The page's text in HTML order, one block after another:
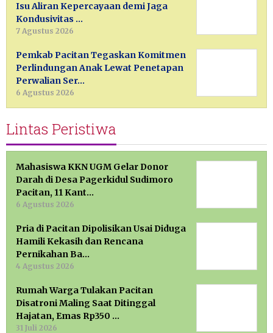
Isu Aliran Kepercayaan demi Jaga
Kondusivitas …
7 Agustus 2026
Pemkab Pacitan Tegaskan Komitmen
Perlindungan Anak Lewat Penetapan
Perwalian Ser…
6 Agustus 2026
Lintas Peristiwa
Mahasiswa KKN UGM Gelar Donor
Darah di Desa Pagerkidul Sudimoro
Pacitan, 11 Kant…
6 Agustus 2026
Pria di Pacitan Dipolisikan Usai Diduga
Hamili Kekasih dan Rencana
Pernikahan Ba…
4 Agustus 2026
Rumah Warga Tulakan Pacitan
Disatroni Maling Saat Ditinggal
Hajatan, Emas Rp350 …
31 Juli 2026